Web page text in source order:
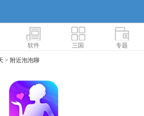
软件 三国 专题
> 附近泡泡聊